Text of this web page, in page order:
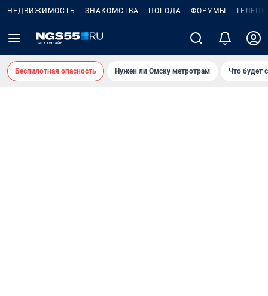
НЕДВИЖИМОСТЬ ЗНАКОМСТВА ПОГОДА ФОРУМЫ
Беспилотная опасность Нужен ли Омску метротрам Что будет